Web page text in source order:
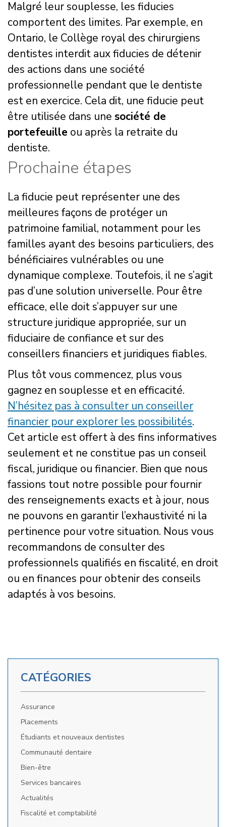
Malgré leur souplesse, les fiducies
comportent des limites. Par exemple, en
Ontario, le Collège royal des chirurgiens
dentistes interdit aux fiducies de détenir
des actions dans une société
professionnelle pendant que le dentiste
est en exercice. Cela dit, une fiducie peut
être utilisée dans une société de
portefeuille ou après la retraite du
dentiste.
Prochaine étapes
La fiducie peut représenter une des
meilleures façons de protéger un
patrimoine familial, notamment pour les
familles ayant des besoins particuliers, des
bénéficiaires vulnérables ou une
dynamique complexe. Toutefois, il ne s’agit
pas d’une solution universelle. Pour être
efficace, elle doit s’appuyer sur une
structure juridique appropriée, sur un
fiduciaire de confiance et sur des
conseillers financiers et juridiques fiables.
Plus tôt vous commencez, plus vous
gagnez en souplesse et en efficacité.
N’hésitez pas à consulter un conseiller
financier pour explorer les possibilités.
Cet article est offert à des fins informatives
seulement et ne constitue pas un conseil
fiscal, juridique ou financier. Bien que nous
fassions tout notre possible pour fournir
des renseignements exacts et à jour, nous
ne pouvons en garantir l’exhaustivité ni la
pertinence pour votre situation. Nous vous
recommandons de consulter des
professionnels qualifiés en fiscalité, en droit
ou en finances pour obtenir des conseils
adaptés à vos besoins.
CATÉGORIES
Assurance
Placements
Étudiants et nouveaux dentistes
Communauté dentaire
Bien-être
Services bancaires
Actualités
Fiscalité et comptabilité